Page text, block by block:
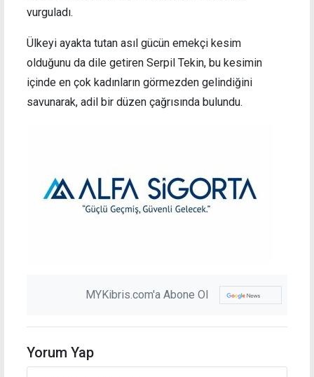
vurguladı.
Ülkeyi ayakta tutan asıl gücün emekçi kesim
olduğunu da dile getiren Serpil Tekin, bu kesimin
içinde en çok kadınların görmezden gelindiğini
savunarak, adil bir düzen çağrısında bulundu.
MYKibris.com'a Abone Ol
Yorum Yap